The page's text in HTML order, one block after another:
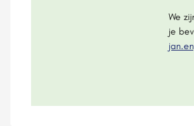
We
je